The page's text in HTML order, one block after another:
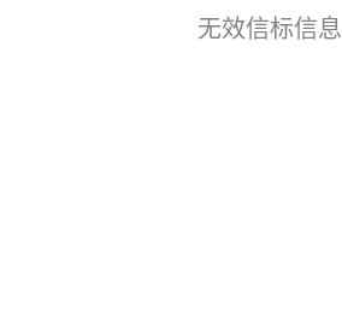
无效信标信息